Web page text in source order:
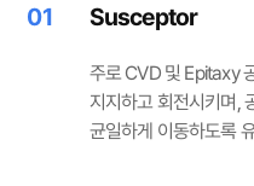
01 Susceptor
주로 CVD 및 Epitaxy
지지하고 회전시키며,
균일하게 이동하도록